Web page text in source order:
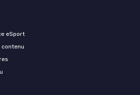
eSport